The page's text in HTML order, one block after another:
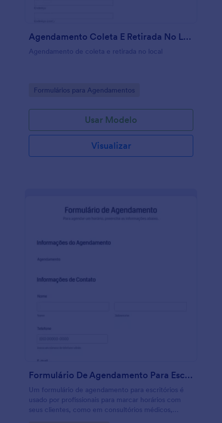
Agendamento Coleta E Retirada No Local Mysi
Agendamento de coleta e retirada no local
Go to Category:
Formulários para Agendamentos
Usar Modelo
Visualizar
Formulário De Agendamento Para Escritórios
Um formulário de agendamento para escritórios é
usado por profissionais para marcar horários com
seus clientes, como em consultórios médicos,